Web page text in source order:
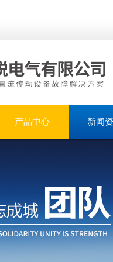
产品中心 新闻